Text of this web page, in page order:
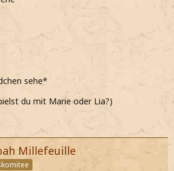
sehe*
du mit Marie oder Lia?)
Millefeuille